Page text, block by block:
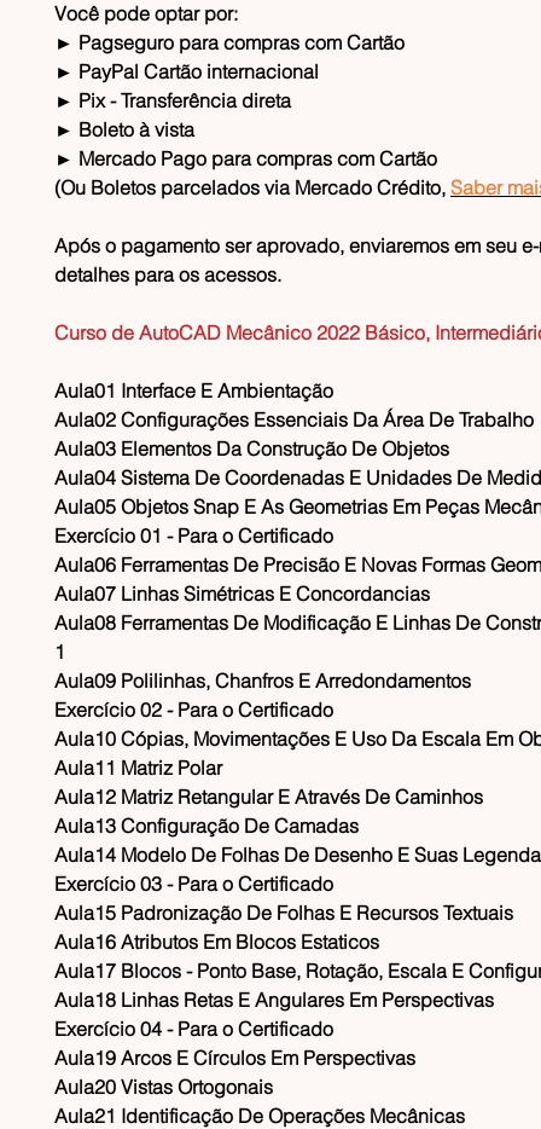
Você pode optar por:
► Pagseguro para compras com Cartão
► PayPal Cartão internacional
► Pix - Transferência direta
► Boleto à vista
► Mercado Pago para compras com Cartão
(Ou Boletos parcelados via Mercado Crédito, Saber
Após o pagamento ser aprovado, enviaremos em seu
detalhes para os acessos.
Curso de AutoCAD Mecânico 2022 Básico,
Aula01 Interface E Ambientação
Aula02 Configurações Essenciais Da Área De Trabalho
Aula03 Elementos Da Construção De Objetos
Aula04 Sistema De Coordenadas E Unidades De
Aula05 Objetos Snap E As Geometrias Em Peças
Exercício 01 - Para o Certificado
Aula06 Ferramentas De Precisão E Novas Formas
Aula07 Linhas Simétricas E Concordancias
Aula08 Ferramentas De Modificação E Linhas De
1
Aula09 Polilinhas, Chanfros E Arredondamentos
Exercício 02 - Para o Certificado
Aula10 Cópias, Movimentações E Uso Da Escala Em
Aula11 Matriz Polar
Aula12 Matriz Retangular E Através De Caminhos
Aula13 Configuração De Camadas
Aula14 Modelo De Folhas De Desenho E Suas
Exercício 03 - Para o Certificado
Aula15 Padronização De Folhas E Recursos Textuais
Aula16 Atributos Em Blocos Estaticos
Aula17 Blocos - Ponto Base, Rotação, Escala E
Aula18 Linhas Retas E Angulares Em Perspectivas
Exercício 04 - Para o Certificado
Aula19 Arcos E Círculos Em Perspectivas
Aula20 Vistas Ortogonais
Aula21 Identificação De Operações Mecânicas